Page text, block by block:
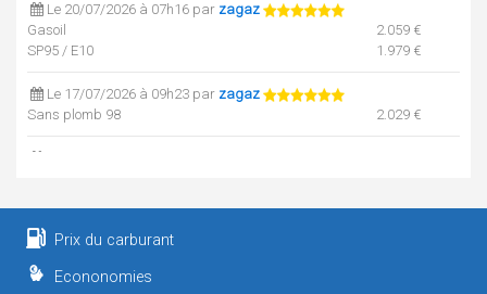
Le 20/07/2026 à 07h16 par zagaz
Gasoil
2.059 €
SP95 / E10
1.979 €
Le 17/07/2026 à 09h23 par zagaz
Sans plomb 98
2.029 €
Le 16/07/2026 à 08h59 par
Sans plomb 98
Prix du carburant
Econonomies